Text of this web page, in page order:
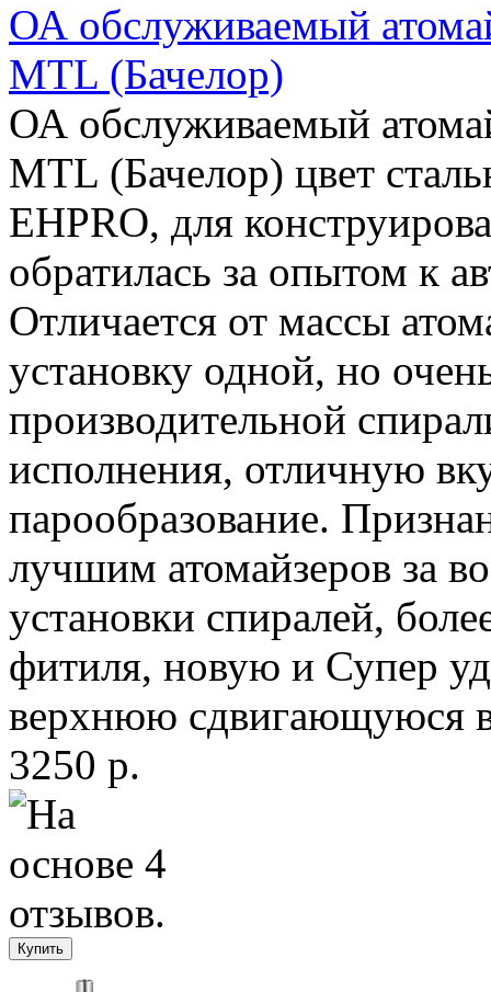
ОА обслуживаемый
MTL (Бачелор)
ОА обслуживаемый
MTL (Бачелор) цвет
EHPRO, для
обратилась за опытом к
Отличается от массы
установку одной, но
производительной
исполнения, отличную
парообразование.
лучшим атомайзеров за
установки спиралей,
фитиля, новую и Супер
верхнюю сдвигающуюся
3250 р.